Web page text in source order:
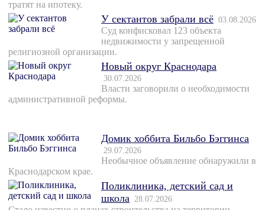
тратят на ипотеку.
У сектантов забрали всё 03.08.2026
Суд конфисковал 123 объекта
недвижимости у запрещенной
религиозной организации.
Новый округ Краснодара
30.07.2026
Власти заговорили о необходимости
административной реформы.
Домик хоббита Бильбо Бэггинса
29.07.2026
Необычное объявление обнаружили в
Краснодарском крае.
Поликлиника, детский сад и
школа 28.07.2026